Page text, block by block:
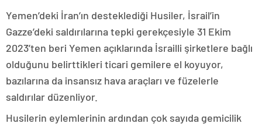
Yemen’deki İran’ın desteklediği Husiler, İsrail’in
Gazze’deki saldırılarına tepki gerekçesiyle 31 Ekim
2023’ten beri Yemen açıklarında İsrailli şirketlere bağlı
olduğunu belirttikleri ticari gemilere el koyuyor,
bazılarına da insansız hava araçları ve füzelerle
saldırılar düzenliyor.
Husilerin eylemlerinin ardından çok sayıda gemicilik